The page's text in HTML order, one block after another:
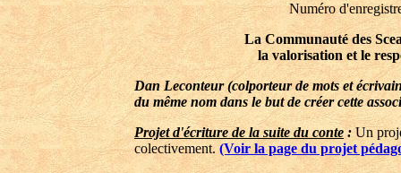
Numéro
La Communauté des
la valorisation et le
Dan Leconteur (colporteur de mots et
du même nom dans le but de créer cette
Projet d'écriture de la suite du conte : Un
colectivement. (Voir la page du projet